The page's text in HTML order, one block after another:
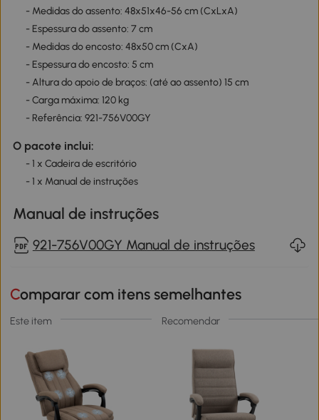
- Medidas do assento: 48x51x46-56 cm (CxLxA)
- Espessura do assento: 7 cm
- Medidas do encosto: 48x50 cm (CxA)
- Espessura do encosto: 5 cm
- Altura do apoio de braços: (até ao assento) 15 cm
- Carga máxima: 120 kg
- Referência: 921-756V00GY
O pacote inclui:
- 1 x Cadeira de escritório
- 1 x Manual de instruções
Manual de instruções
921-756V00GY Manual de instruções
Comparar com itens semelhantes
Este item Recomendar